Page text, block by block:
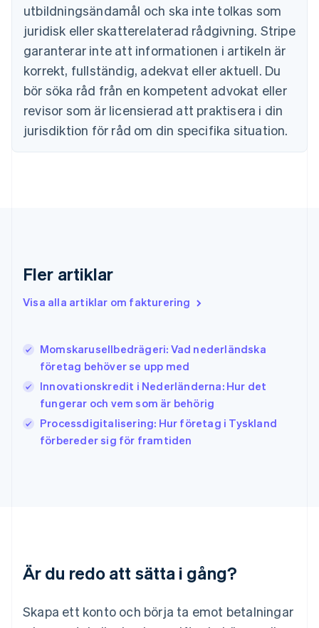
utbildningsändamål och ska inte tolkas som
juridisk eller skatterelaterad rådgivning. Stripe
garanterar inte att informationen i artikeln är
korrekt, fullständig, adekvat eller aktuell. Du
bör söka råd från en kompetent advokat eller
revisor som är licensierad att praktisera i din
jurisdiktion för råd om din specifika situation.
Fler artiklar
Visa alla artiklar om fakturering
Moms­karusellbedrägeri: Vad nederländska
företag behöver se upp med
Innovationskredit i Nederländerna: Hur det
fungerar och vem som är behörig
Processdigitalisering: Hur företag i Tyskland
förbereder sig för framtiden
Är du redo att sätta i gång?
Skapa ett konto och börja ta emot betalningar
Cypern
Danmark
English
Estland
English
Fastlandskina
简体中文English
EnglishSvenska
Frankrike
Hongkong SAR, Kina
English 简体中文
Indien
Italien
ItalianoEnglish
Japan
日本語
Kanada
EnglishFrançais
Kroatien
FrançaisDeutschEnglish
Malta